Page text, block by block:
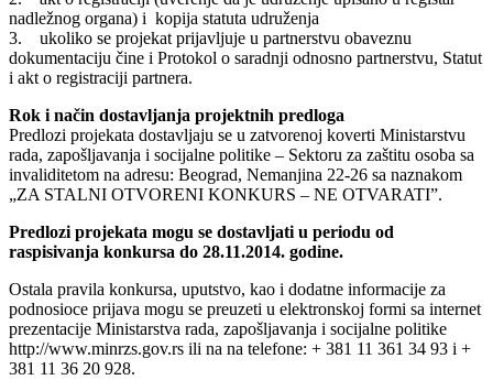
nadležnog organa) i kopija statuta udruženja
3. ukoliko se projekat prijavljuje u partnerstvu obaveznu
dokumentaciju čine i Protokol o saradnji odnosno partnerstvu, Statut
i akt o registraciji partnera.
Rok i način dostavljanja projektnih predloga
Predlozi projekata dostavljaju se u zatvorenoj koverti Ministarstvu
rada, zapošljavanja i socijalne politike – Sektoru za zaštitu osoba sa
invaliditetom na adresu: Beograd, Nemanjina 22-26 sa naznakom
„ZA STALNI OTVORENI KONKURS – NE OTVARATI”.
Predlozi projekata mogu se dostavljati u periodu od
raspisivanja konkursa do 28.11.2014. godine.
Ostala pravila konkursa, uputstvo, kao i dodatne informacije za
podnosioce prijava mogu se preuzeti u elektronskoj formi sa internet
prezentacije Ministarstva rada, zapošljavanja i socijalne politike
http://www.minrzs.gov.rs ili na na telefone: + 381 11 361 34 93 i +
381 11 36 20 928.